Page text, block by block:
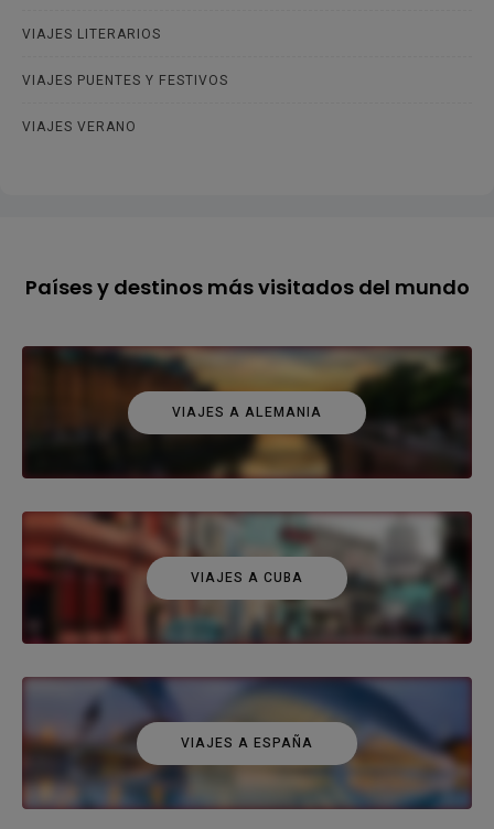
VIAJES LITERARIOS
VIAJES PUENTES Y FESTIVOS
VIAJES VERANO
Países y destinos más visitados del mundo
VIAJES A ALEMANIA
VIAJES A CUBA
VIAJES A ESPAÑA